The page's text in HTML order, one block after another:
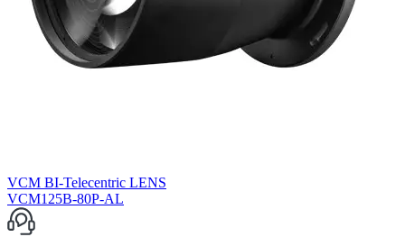
VCM BI-Telecentric LENS
VCM125B-80P-AL